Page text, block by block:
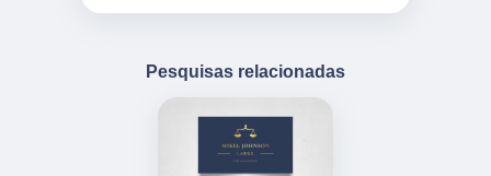
Pesquisas relacionadas